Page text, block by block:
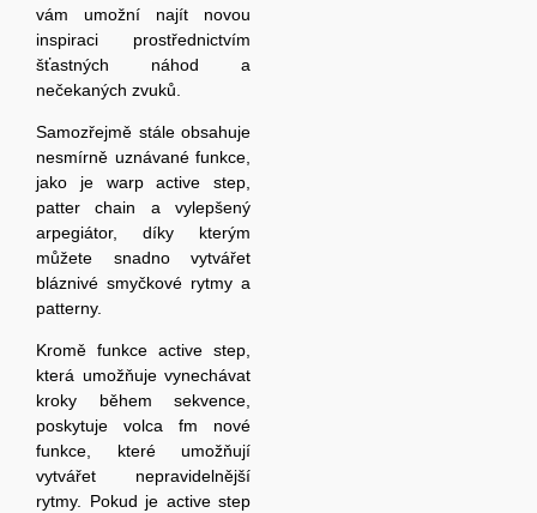
vám umožní najít novou
inspiraci prostřednictvím
šťastných náhod a
nečekaných zvuků.
Samozřejmě stále obsahuje
nesmírně uznávané funkce,
jako je warp active step,
patter chain a vylepšený
arpegiátor, díky kterým
můžete snadno vytvářet
bláznivé smyčkové rytmy a
patterny.
Kromě funkce active step,
která umožňuje vynechávat
kroky během sekvence,
poskytuje volca fm nové
funkce, které umožňují
vytvářet nepravidelnější
rytmy. Pokud je active step